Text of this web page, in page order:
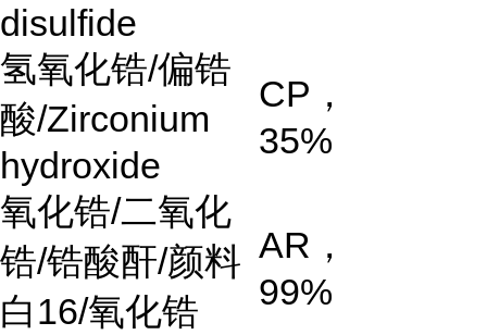
disulfide
氢氧化锆/偏锆
酸/Zirconium
hydroxide
CP ，
35%
氧化锆/二氧化
锆/锆酸酐/颜料
白 16/氧化锆
AR ，
99%